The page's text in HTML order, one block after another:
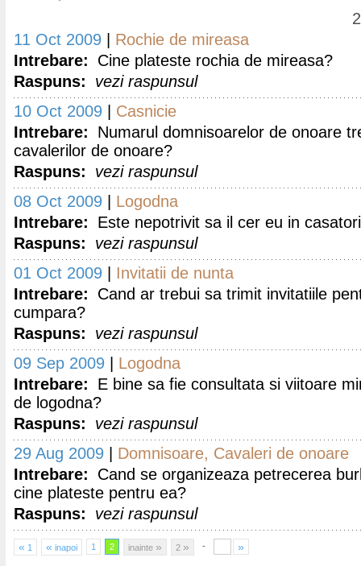
11 Oct 2009
Rochie de mireasa
Intrebare:
Cine plateste rochia de mireasa?
Raspuns:
vezi raspunsul
10 Oct 2009
Casnicie
Intrebare:
Numarul domnisoarelor de onoare
cavalerilor de onoare?
Raspuns:
vezi raspunsul
08 Oct 2009
Logodna
Intrebare:
Este nepotrivit sa il cer eu in
Raspuns:
vezi raspunsul
01 Oct 2009
Invitatii de nunta
Intrebare:
Cand ar trebui sa trimit invitatiile
cumpara?
Raspuns:
vezi raspunsul
09 Sep 2009
Logodna
Intrebare:
E bine sa fie consultata si viitoare
de logodna?
Raspuns:
vezi raspunsul
29 Aug 2009
Domnisoare, Cavaleri de onoare
Intrebare:
Cand se organizeaza petrecerea
cine plateste pentru ea?
Raspuns:
vezi raspunsul
« 1 « inapoi 1 2 inainte » 2 » - »